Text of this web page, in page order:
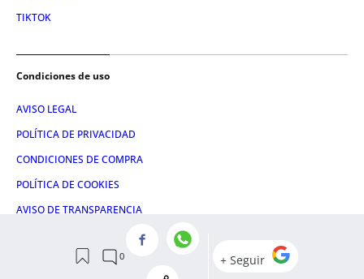
TIKTOK
Condiciones de uso
AVISO LEGAL
POLÍTICA DE PRIVACIDAD
CONDICIONES DE COMPRA
POLÍTICA DE COOKIES
AVISO DE TRANSPARENCIA